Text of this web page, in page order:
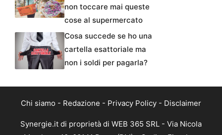
non toccare mai queste
cose al supermercato
Cosa succede se ho una
cartella esattoriale ma
non i soldi per pagarla?
Chi siamo - Redazione - Privacy Policy - Disclaimer
Synergie.it di proprietà di WEB 365 SRL - Via Nicola